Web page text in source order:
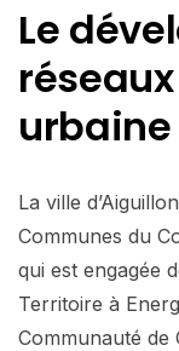
Le
urbaine
La ville
Communes du
qui est engagée
Territoire à
Communauté de